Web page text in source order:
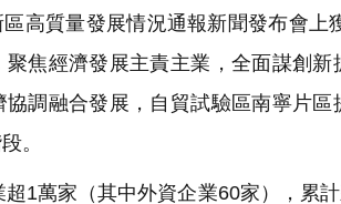
高質量發展情況通報新聞發布會上
焦經濟發展主責主業，全面謀創
調融合發展，自貿試驗區南寧片
。
1萬家（其中外資企業60家），累